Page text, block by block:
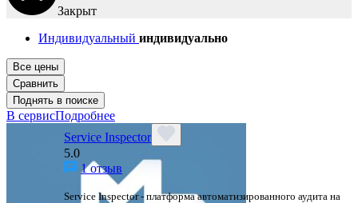
Закрыт
Индивидуальный индивидуально
Все цены
Сравнить
Поднять в поиске
В сервисПодробнее
Service Inspector
5.0
1 отзыв
Service Inspector - платформа автоматизированного аудита на